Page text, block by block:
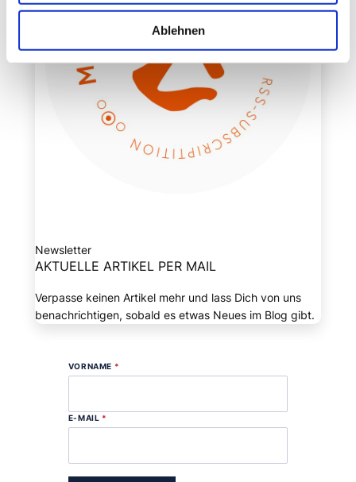
Ablehnen
Newsletter
AKTUELLE ARTIKEL PER MAIL
Verpasse keinen Artikel mehr und lass Dich von uns
benachrichtigen, sobald es etwas Neues im Blog gibt.
VORNAME *
E-MAIL *